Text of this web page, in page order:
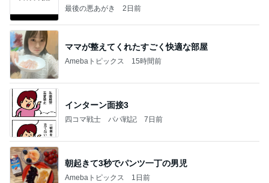
最後の悪あがき 2日前
ママが整えてくれたすごく快適な部屋
Amebaトピックス 15時間前
インターン面接3
四コマ戦士 パパ戦記 7日前
朝起きて3秒でパンツ一丁の男児
Amebaトピックス 1日前